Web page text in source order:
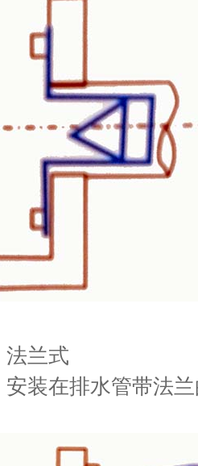
兰式
在排水管带法兰